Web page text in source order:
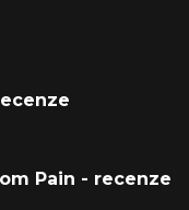
Pain - recenze